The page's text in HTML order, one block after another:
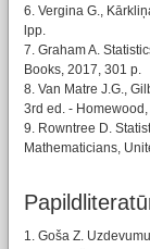
6. Vergina G.,
lpp.
7. Graham A.
Books, 2017, 301 p.
8. Van Matre J.G.,
3rd ed. -
9. Rowntree D.
Mathematicians,
1. Goša Z.